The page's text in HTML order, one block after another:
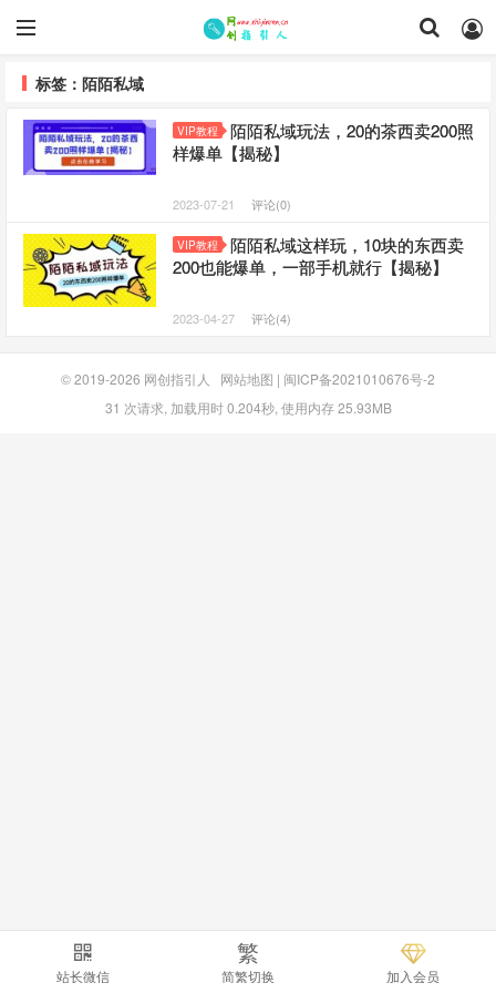
标签：陌陌私域
VIP教程
陌陌私域玩法，20的茶西卖200照
样爆单【揭秘】
2023-07-21 评论(0)
VIP教程
陌陌私域这样玩，10块的东西卖
200也能爆单，一部手机就行【揭秘】
2023-04-27 评论(4)
© 2019-2026 网创指引人 网站地图 | 闽ICP备2021010676号-2
31 次请求, 加载用时 0.204秒, 使用内存 25.93MB
站长微信
繁
简繁切换 加入会员